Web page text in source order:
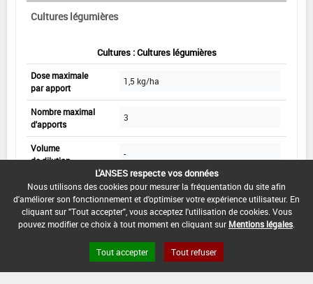
Cultures légumières
Cultures : Cultures légumières
Dose maximale
par apport
1,5 kg/ha
Nombre maximal
d'apports
3
Volume
de dilution
-
Mode d'apport pulvérisation foliaire
Epoque d'apport /
Min :-
jours avant un épisode de forte chaleur.
Intervalle minimum de 14 jours entre les
applications, sauf en cas de
L'ANSES respecte vos données
Nous utilisons des cookies pour mesurer la fréquentation du site afin
d'améliorer son fonctionnement et d'optimiser votre expérience utilisateur. En
cliquant sur "Tout accepter", vous acceptez l'utilisation de cookies. Vous
pouvez modifier ce choix à tout moment en cliquant sur Mentions légales
Tout accepter Tout refuser